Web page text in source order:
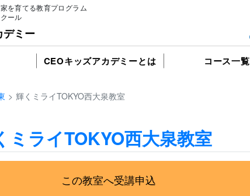
を育てる教育プログラム
ール
デミー
CEOキッズアカデミーとは コース一覧
輝くミライTOKYO西大泉教室
ミライTOKYO西大泉教室
この教室へ受講申込